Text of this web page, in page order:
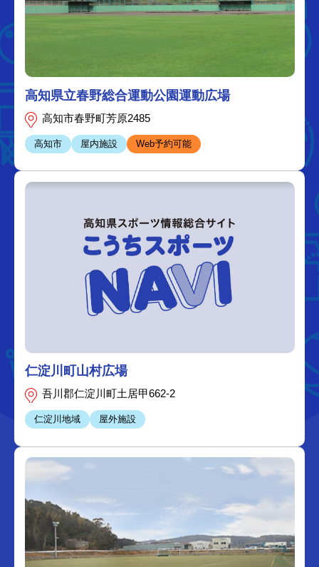
高知県立春野総合運動公園運動広場
高知市春野町芳原2485
高知市 屋内施設 Web予約可能
仁淀川町山村広場
吾川郡仁淀川町土居甲662-2
仁淀川地域 屋外施設